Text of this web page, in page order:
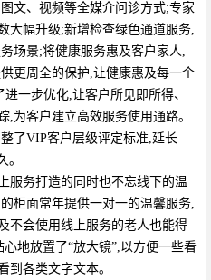
文、视频等全媒介问诊方式;专家
大幅升级;新增检查绿色通道服务,
场景;将健康服务惠及客户家人,
更周全的保护,让健康惠及每一个
一步优化,让客户所见即所得、
,为客户建立高效服务使用通路。
了VIP客户层级评定标准,延长
。
服务打造的同时也不忘线下的温
柜面常年提供一对一的温馨服务,
不会使用线上服务的老人也能得
地放置了“放大镜”,以方便一些看
到各类文字文本。